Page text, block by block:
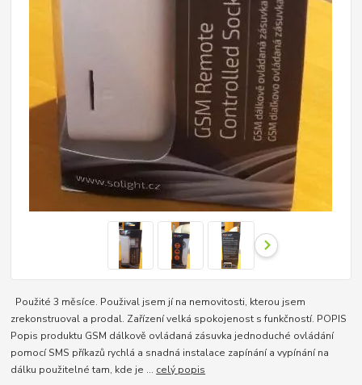
Použité 3 měsíce. Použival jsem jí na nemovitosti, kterou jsem
zrekonstruoval a prodal. Zařízení velká spokojenost s funkčností. POPIS
Popis produktu GSM dálkově ovládaná zásuvka jednoduché ovládání
pomocí SMS příkazů rychlá a snadná instalace zapínání a vypínání na
dálku použitelné tam, kde je ... celý popis